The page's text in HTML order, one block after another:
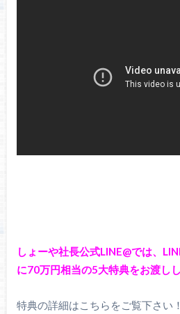
しょーや社長公式LINE@では、
に70万円相当の5大特典をお渡し
特典の詳細はこちらをご覧下さい！